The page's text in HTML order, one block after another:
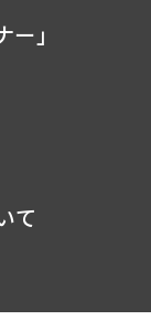
」
て